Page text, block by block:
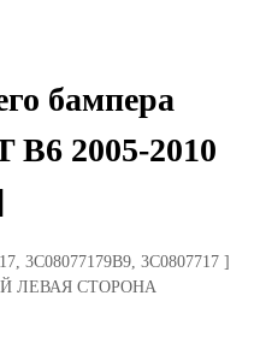
бампера
B6 2005-2010
3C08077179B9, 3C0807717 ]
ЛЕВАЯ СТОРОНА